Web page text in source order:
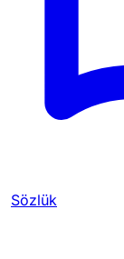
Sözlük